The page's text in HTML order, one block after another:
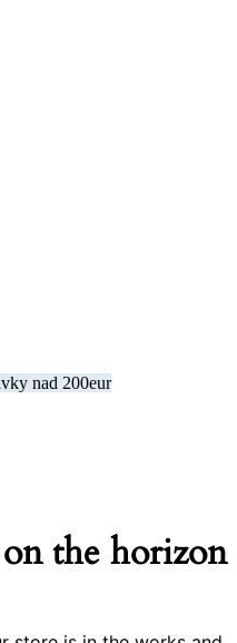
nad 200eur
the horizon